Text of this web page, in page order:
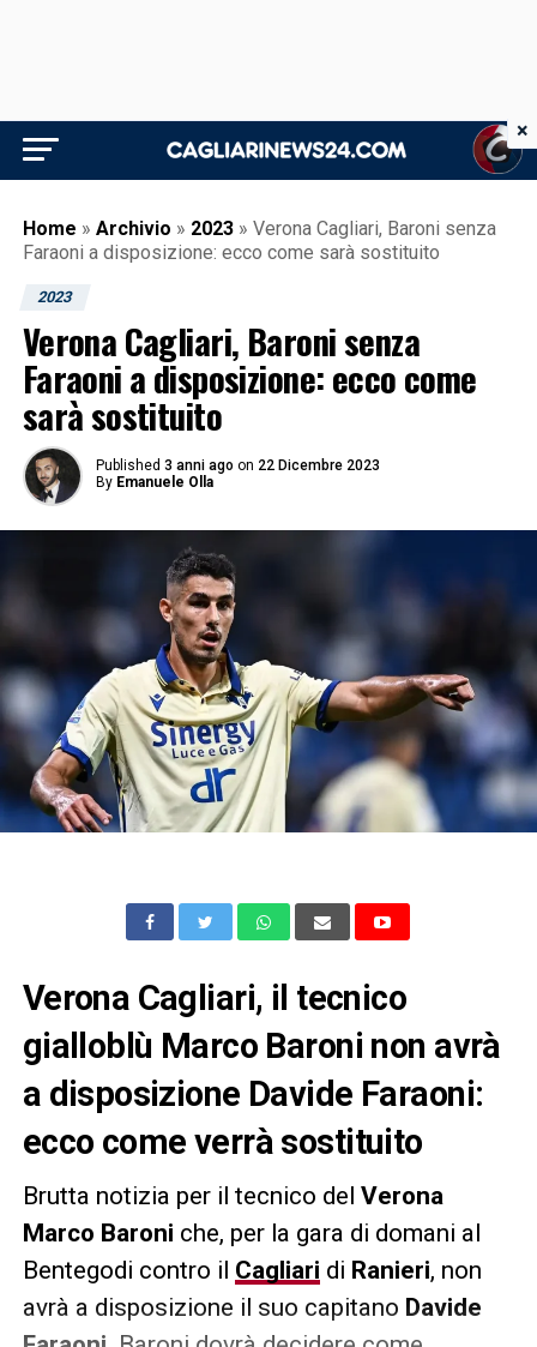
Home » Archivio » 2023 » Verona Cagliari, Baroni senza
Faraoni a disposizione: ecco come sarà sostituito
2023
Verona Cagliari, Baroni senza
Faraoni a disposizione: ecco come
sarà sostituito
Published 3 anni ago on 22 Dicembre 2023
By Emanuele Olla
Verona Cagliari, il tecnico
gialloblù Marco Baroni non avrà
a disposizione Davide Faraoni:
ecco come verrà sostituito
Brutta notizia per il tecnico del Verona
Marco Baroni che, per la gara di domani al
Bentegodi contro il Cagliari di Ranieri, non
avrà a disposizione il suo capitano Davide
×